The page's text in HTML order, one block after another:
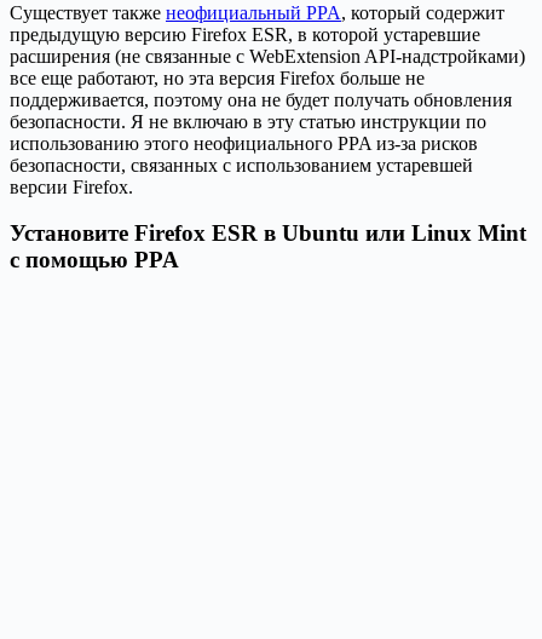
Существует также неофициальный PPA, который содержит
предыдущую версию Firefox ESR, в которой устаревшие
расширения (не связанные с WebExtension API-надстройками)
все еще работают, но эта версия Firefox больше не
поддерживается, поэтому она не будет получать обновления
безопасности. Я не включаю в эту статью инструкции по
использованию этого неофициального PPA из-за рисков
безопасности, связанных с использованием устаревшей
версии Firefox.
Установите Firefox ESR в Ubuntu или Linux Mint
с помощью PPA